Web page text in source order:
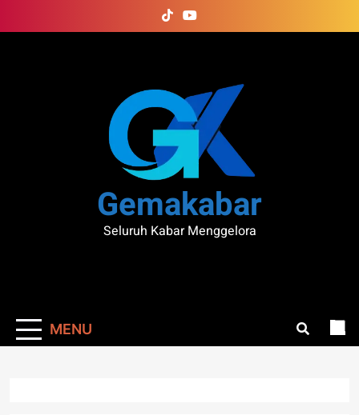
to
Gemakabar
Seluruh Kabar Menggelora
MENU